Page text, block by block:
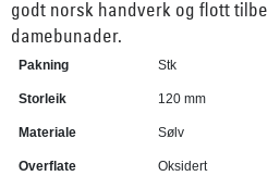
godt norsk handverk og flott
damebunader.
Pakning Stk
Storleik 120 mm
Materiale Sølv
Overflate Oksidert